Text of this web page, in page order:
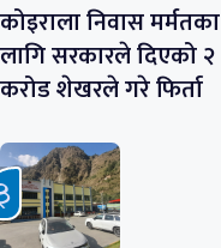
कोइराला निवास मर्मतका
लागि सरकारले दिएको २
करोड शेखरले गरे फिर्ता